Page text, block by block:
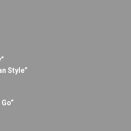
Style”